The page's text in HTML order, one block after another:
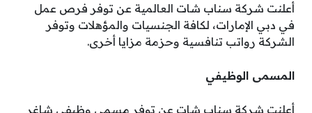
أعلنت شركة سناب شات العالمية عن توفر فرص عمل
في دبي الإمارات، لكافة الجنسيات والمؤهلات وتوفر
الشركة رواتب تنافسية وحزمة مزايا أخرى.
المسمى الوظيفي
أعلنت شركة سناب شات عن توفر مسمى وظيفي شاغر